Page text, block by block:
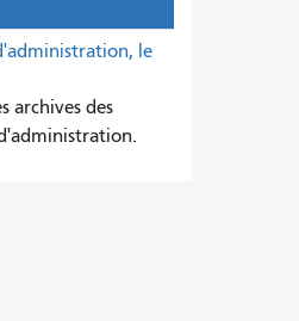
le
archives des